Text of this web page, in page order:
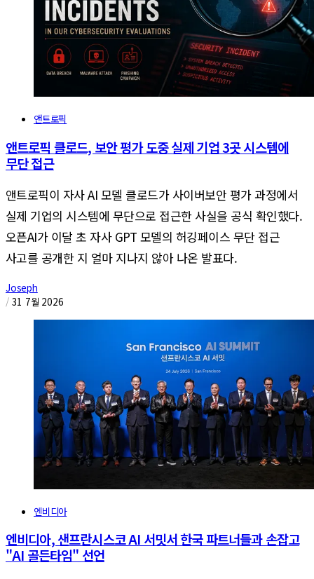
앤트로픽
앤트로픽 클로드, 보안 평가 도중 실제 기업 3곳 시스템에
무단 접근
앤트로픽이 자사 AI 모델 클로드가 사이버보안 평가 과정에서
실제 기업의 시스템에 무단으로 접근한 사실을 공식 확인했다.
오픈AI가 이달 초 자사 GPT 모델의 허깅페이스 무단 접근
사고를 공개한 지 얼마 지나지 않아 나온 발표다.
Joseph
/ 31 7월 2026
엔비디아
엔비디아, 샌프란시스코 AI 서밋서 한국 파트너들과 손잡고
"AI 골든타임" 선언